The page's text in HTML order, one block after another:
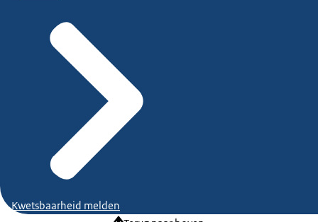
Kwetsbaarheid melden